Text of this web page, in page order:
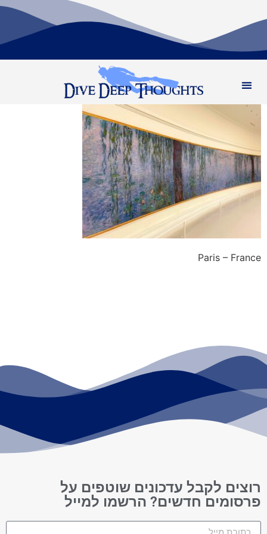
Paris – France
רוצים לקבל עדכונים שוטפים על
פרסומים חדשים? הרשמו למייל